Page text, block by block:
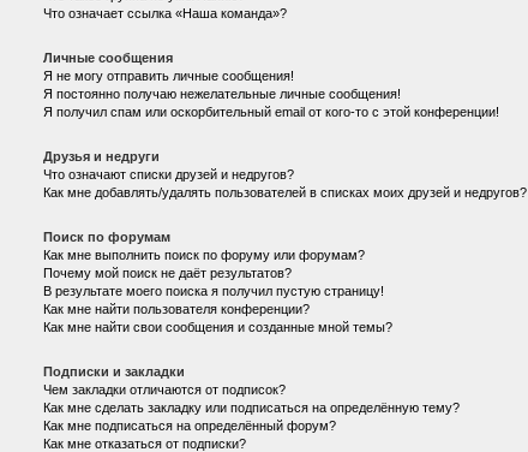
Что означает ссылка «Наша команда»?
Личные сообщения
Я не могу отправить личные сообщения!
Я постоянно получаю нежелательные личные сообщения!
Я получил спам или оскорбительный email от кого-то с этой конференции!
Друзья и недруги
Что означают списки друзей и недругов?
Как мне добавлять/удалять пользователей в списках моих друзей и недругов?
Поиск по форумам
Как мне выполнить поиск по форуму или форумам?
Почему мой поиск не даёт результатов?
В результате моего поиска я получил пустую страницу!
Как мне найти пользователя конференции?
Как мне найти свои сообщения и созданные мной темы?
Подписки и закладки
Чем закладки отличаются от подписок?
Как мне сделать закладку или подписаться на определённую тему?
Как мне подписаться на определённый форум?
Как мне отказаться от подписки?